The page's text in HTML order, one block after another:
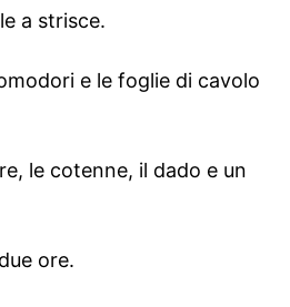
a strisce.
e le foglie di cavolo
le cotenne, il dado e un
ore.